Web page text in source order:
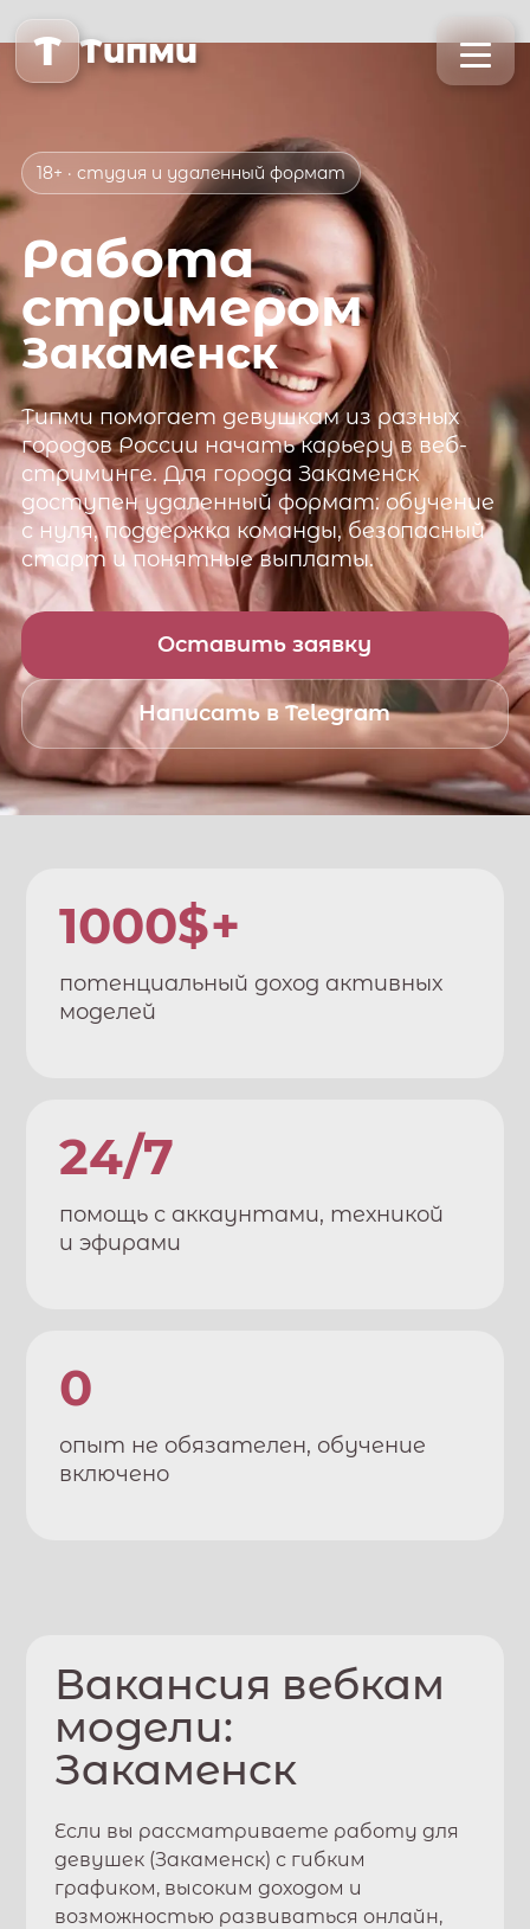
T Типми
18+ · студия и удаленный формат
Работа
стримером
Закаменск
Типмипомогает девушкам из разных
городов России начать карьеру в веб-
стриминге. Для города Закаменск
доступен удаленный формат: обучение
с нуля, поддержка команды, безопасный
старт и понятные выплаты.
Оставить заявку
Написать в Telegram
1000$+
потенциальный доход активных
моделей
24/7
помощь с аккаунтами, техникой
и эфирами
0
опыт не обязателен, обучение
включено
Вакансия вебкам
модели:
Закаменск
Если вы рассматриваете работу для
девушек (Закаменск) с гибким
графиком, высоким доходом и
возможностью развиваться онлайн,